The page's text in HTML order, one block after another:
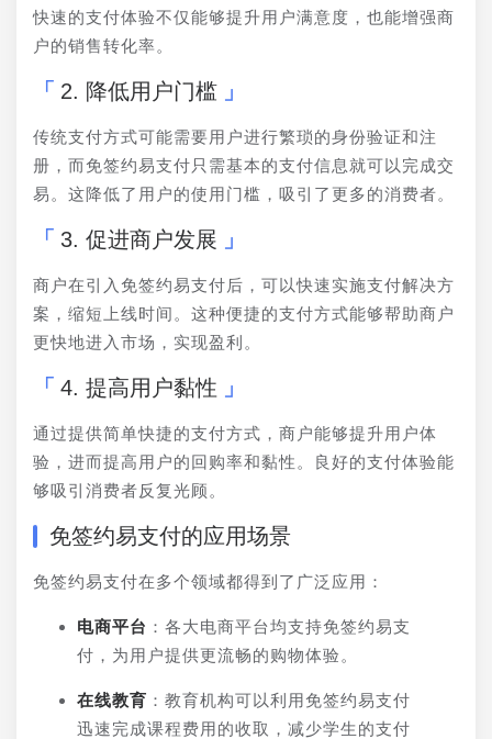
快速的支付体验不仅能够提升用户满意度，也能增强商
户的销售转化率。
2. 降低用户门槛
传统支付方式可能需要用户进行繁琐的身份验证和注
册，而免签约易支付只需基本的支付信息就可以完成交
易。这降低了用户的使用门槛，吸引了更多的消费者。
3. 促进商户发展
商户在引入免签约易支付后，可以快速实施支付解决方
案，缩短上线时间。这种便捷的支付方式能够帮助商户
更快地进入市场，实现盈利。
4. 提高用户黏性
通过提供简单快捷的支付方式，商户能够提升用户体
验，进而提高用户的回购率和黏性。良好的支付体验能
够吸引消费者反复光顾。
免签约易支付的应用场景
免签约易支付在多个领域都得到了广泛应用：
电商平台 ：各大电商平台均支持免签约易支
付，为用户提供更流畅的购物体验。
在线教育 ：教育机构可以利用免签约易支付
迅速完成课程费用的收取，减少学生的支付